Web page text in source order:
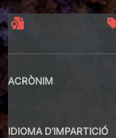
ACRÒNIM
IDIOMA D’IMPARTICIÓ